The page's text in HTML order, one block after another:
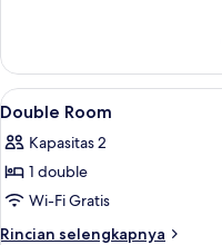
Kamar
Double
Superior
Lihat
semua
foto
untuk
Double
Room
14
Double Room
Kapasitas 2
1 double
Wi-Fi Gratis
Rincian selengkapnya
Rincian